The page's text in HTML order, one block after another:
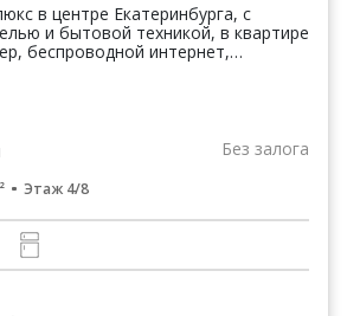
в центре Екатеринбурга, с
и бытовой техникой, в квартире
беспроводной интернет,
Без залога
Этаж 4/8